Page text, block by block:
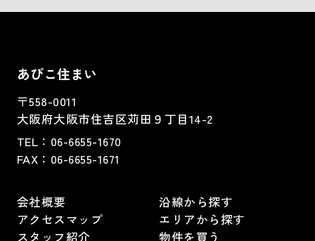
あびこ住まい
〒558-0011
大阪府大阪市住吉区苅田９丁目14-2
TEL： 06-6655-1670
FAX： 06-6655-1671
会社概要
アクセスマップ
スタッフ紹介
沿線から探す
エリアから探す
物件を買う